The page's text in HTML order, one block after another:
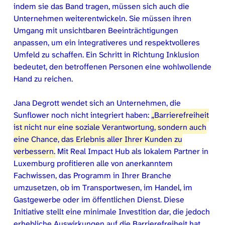
indem sie das Band tragen, müssen sich auch die
Unternehmen weiterentwickeln. Sie müssen ihren
Umgang mit unsichtbaren Beeinträchtigungen
anpassen, um ein integrativeres und respektvolleres
Umfeld zu schaffen. Ein Schritt in Richtung Inklusion
bedeutet, den betroffenen Personen eine wohlwollende
Hand zu reichen.
Jana Degrott wendet sich an Unternehmen, die
Sunflower noch nicht integriert haben: „Barrierefreiheit
ist nicht nur eine soziale Verantwortung, sondern auch
eine Chance, das Erlebnis aller Ihrer Kunden zu
verbessern.Mit Real Impact Hub als lokalem Partner in
Luxemburg profitieren alle von anerkanntem
Fachwissen, das Programm in Ihrer Branche
umzusetzen, ob im Transportwesen, im Handel, im
Gastgewerbe oder im öffentlichen Dienst. Diese
Initiative stellt eine minimale Investition dar, die jedoch